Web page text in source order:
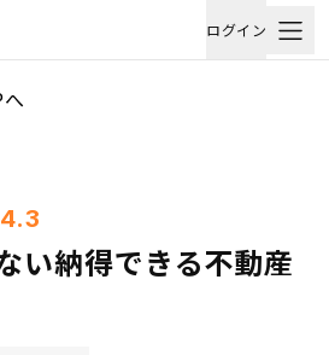
ログイン
4.3
い納得できる不動産